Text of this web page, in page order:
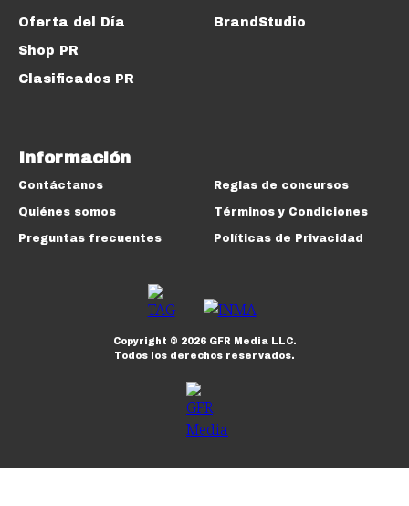
Oferta del Día
Shop PR
Clasificados PR
BrandStudio
Información
Contáctanos
Quiénes somos
Preguntas frecuentes
Reglas de concursos
Términos y Condiciones
Políticas de Privacidad
Copyright © 2026GFR Media LLC.
Todos los derechos reservados.